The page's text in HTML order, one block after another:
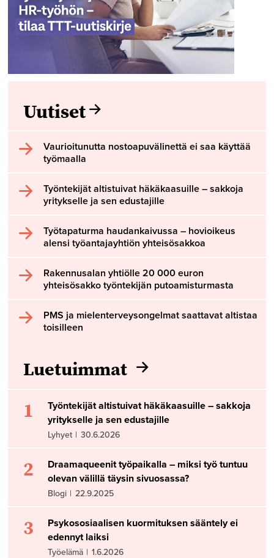
Uutiset
Vaurioitunutta nostoapuvälinettä ei saa käyttää
työmaalla
Työntekijät altistuivat häkäkaasuille – sakkoja
yritykselle ja sen edustajille
Työtapaturma haudankaivussa – hovioikeus
alensi työantajayhtiön yhteisösakkoa
Rakennusalan yhtiölle 20 000 euron
yhteisösakko työntekijän putoamisturmasta
PMS ja mielenterveysongelmat saattavat altistaa
toisilleen
Luetuimmat
1
Työntekijät altistuivat häkäkaasuille – sakkoja
yritykselle ja sen edustajille
Lyhyet | 30.6.2026
2
Draamaqueenit työpaikalla – miksi työ tuntuu
olevan välillä täysin sivuosassa?
Blogi | 22.9.2025
3
Psykososiaalisen kuormituksen sääntely ei
edennyt laiksi
Työelämä | 1.6.2026